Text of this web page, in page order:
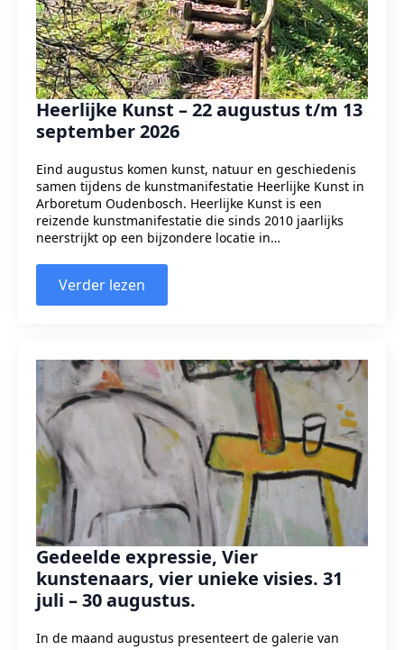
Heerlijke Kunst – 22 augustus t/m 13
september 2026
Eind augustus komen kunst, natuur en geschiedenis
samen tijdens de kunstmanifestatie Heerlijke Kunst in
Arboretum Oudenbosch. Heerlijke Kunst is een
reizende kunstmanifestatie die sinds 2010 jaarlijks
neerstrijkt op een bijzondere locatie in…
Verder lezen
Gedeelde expressie, Vier
kunstenaars, vier unieke visies. 31
juli – 30 augustus.
In de maand augustus presenteert de galerie van